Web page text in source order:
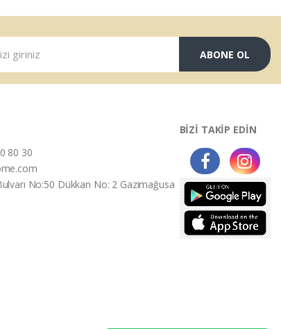
ABONE OL
80 30
No:50 Dükkan No: 2 Gazimağusa
BİZİ TAKİP EDİN